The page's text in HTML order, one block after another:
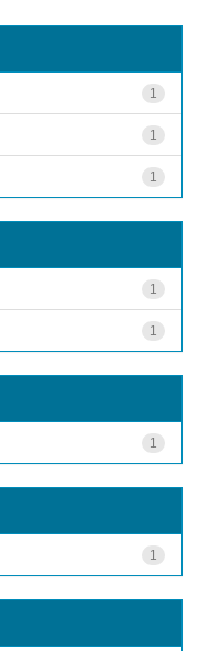
1
1
1
1
1
1
1